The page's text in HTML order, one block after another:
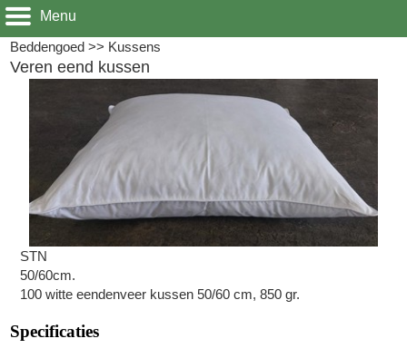
Menu
Beddengoed >> Kussens
Veren eend kussen
STN
50/60cm.
100 witte eendenveer kussen 50/60 cm, 850 gr.
Specificaties